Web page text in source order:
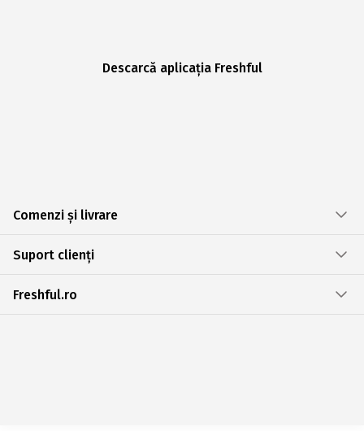
Descarcă aplicația Freshful
Comenzi și livrare
Suport clienți
Freshful.ro